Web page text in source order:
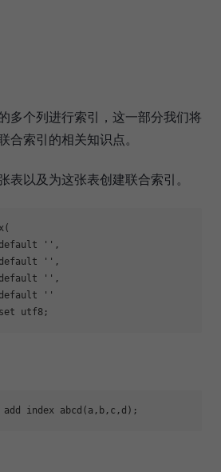
多个列进行索引，这一部分我们将
合索引的相关知识点。
表以及为这张表创建联合索引。
'' ,
'' ,
'' ,
''